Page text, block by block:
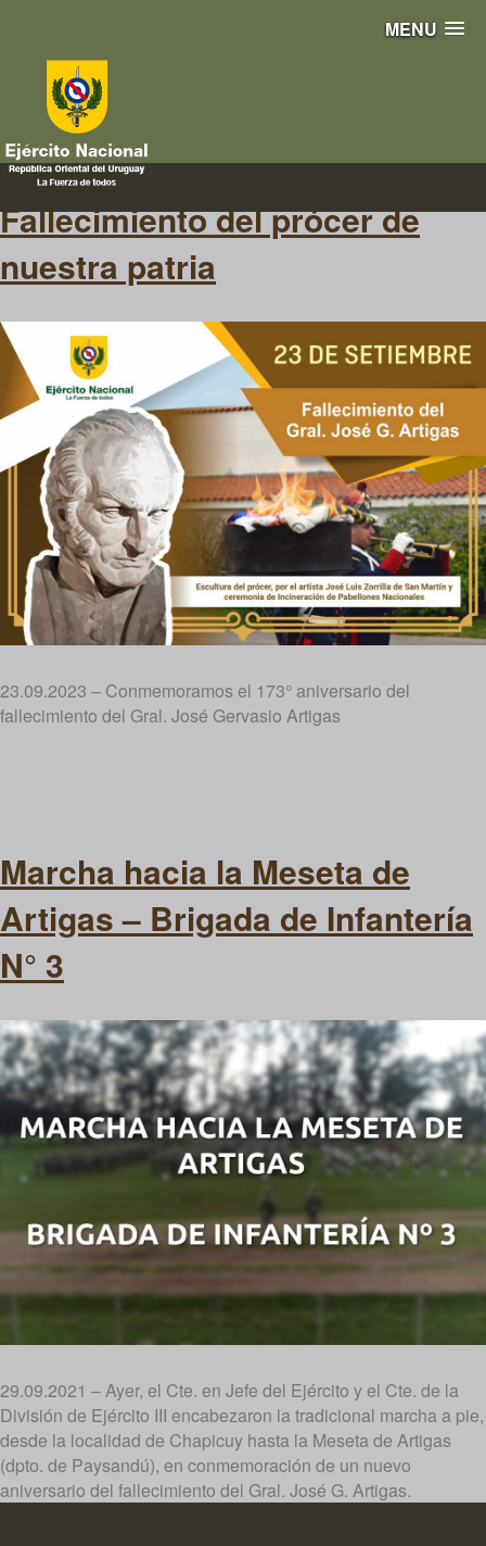
MENU
José Gervasio Artigas
Fallecimiento del prócer de
nuestra patria
23.09.2023 – Conmemoramos el 173° aniversario del
fallecimiento del Gral. José Gervasio Artigas
Marcha hacia la Meseta de
Artigas – Brigada de Infantería
N° 3
29.09.2021 – Ayer, el Cte. en Jefe del Ejército y el Cte. de la
División de Ejército III encabezaron la tradicional marcha a pie,
desde la localidad de Chapicuy hasta la Meseta de Artigas
(dpto. de Paysandú), en conmemoración de un nuevo
aniversario del fallecimiento del Gral. José G. Artigas.